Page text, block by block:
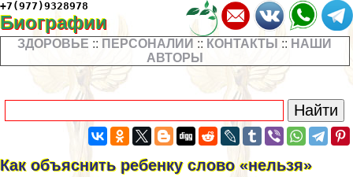
+7(977)9328978
Биографии
ЗДОРОВЬЕ :: ПЕРСОНАЛИИ :: КОНТАКТЫ :: НАШИ
АВТОРЫ
Как объяснить ребенку слово «нельзя»